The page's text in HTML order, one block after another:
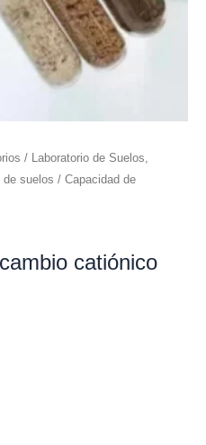
/ Laboratorio de Suelos,
suelos / Capacidad de
catiónico